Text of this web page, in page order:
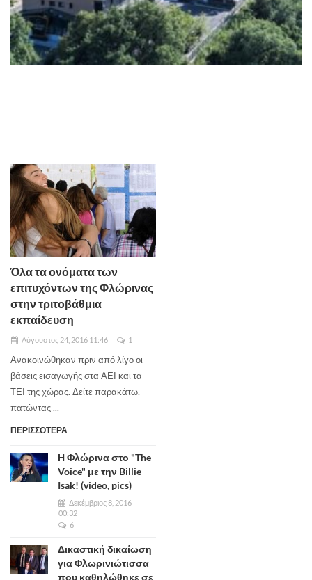
Όλα τα ονόματα των
επιτυχόντων της Φλώρινας
στην τριτοβάθμια
εκπαίδευση
Αύγουστος 24, 2016 11:46 1
Ανακοινώθηκαν πριν από λίγο οι
βάσεις εισαγωγής στα ΑΕΙ και τα
ΤΕΙ της χώρας. Δείτε παρακάτω,
πατώντας ...
ΠΕΡΙΣΣΟΤΕΡΑ
Η Φλώρινα στο "The
Voice" με την Billie
Isak! (video, pics)
Δεκέμβριος 8, 2016
00:32
6
Δικαστική δικαίωση
για Φλωρινιώτισσα
που καθηλώθηκε σε